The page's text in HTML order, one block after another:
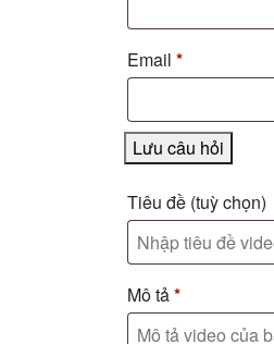
Email *
Lưu câu hỏi
Tiêu đề (tuỳ chọn)
Mô tả*